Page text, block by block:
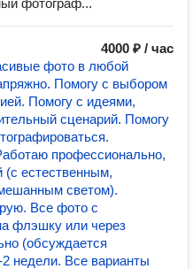
фотограф...
4000 ₽ / час
фото в любой
Помогу с выбором
Помогу с идеями,
сценарий. Помогу
профессионально,
(с естественным,
светом).
Все фото с
флэшку или через
(обсуждается
недели. Все варианты